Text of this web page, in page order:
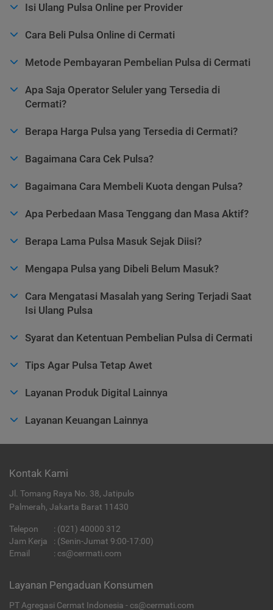
Isi Ulang Pulsa Online per Provider
Cara Beli Pulsa Online di Cermati
Metode Pembayaran Pembelian Pulsa di Cermati
Apa Saja Operator Seluler yang Tersedia di
Cermati?
Berapa Harga Pulsa yang Tersedia di Cermati?
Bagaimana Cara Cek Pulsa?
Bagaimana Cara Membeli Kuota dengan Pulsa?
Apa Perbedaan Masa Tenggang dan Masa Aktif?
Berapa Lama Pulsa Masuk Sejak Diisi?
Mengapa Pulsa yang Dibeli Belum Masuk?
Cara Mengatasi Masalah yang Sering Terjadi Saat
Isi Ulang Pulsa
Syarat dan Ketentuan Pembelian Pulsa di Cermati
Tips Agar Pulsa Tetap Awet
Layanan Produk Digital Lainnya
Layanan Keuangan Lainnya
Kontak Kami
Jl. Tomang Raya No. 38, Jatipulo
Palmerah, Jakarta Barat 11430
Telepon : (021) 40000 312
Jam Kerja
: (Senin-Jumat 9:00-17:00)
Email
: cs@cermati.com
Layanan Pengaduan Konsumen
PT Agregasi Cermat Indonesia - cs@cermati.com